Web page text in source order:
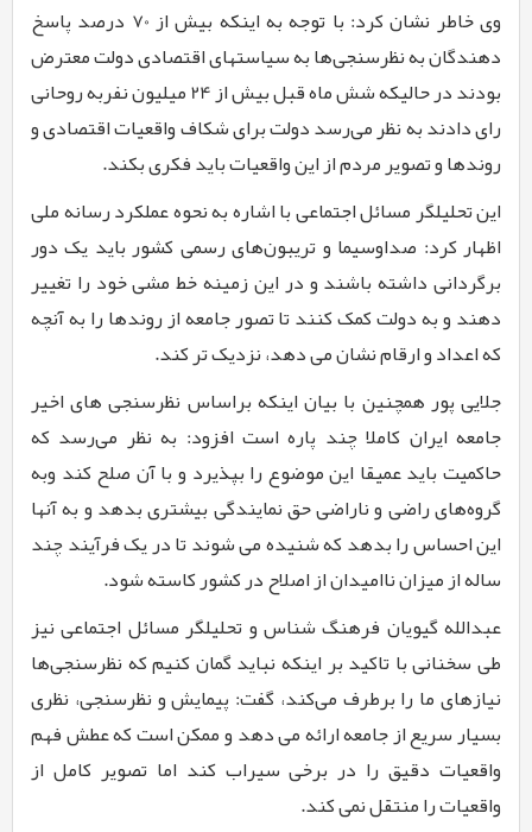
وی خاطر نشان کرد: با توجه به اینکه بیش از70 درصد پاسخ
دهندگان به نظرسنجی‌ها به سیاستهای اقتصادی دولت معترض
بودند در حالیکه شش ماه قبل بیش از24میلیون نفربه روحانی
رای دادند به نظر می‌رسد دولت برای شکاف واقعیات اقتصادی و
روندها و تصویر مردم از این واقعیات باید فکری بکند.
این تحلیلگر مسائل اجتماعی با اشاره به نحوه عملکرد رسانه ملی
اظهار کرد: صداوسیما و تریبون‌های رسمی کشور باید یک دور
برگردانی داشته باشند و در این زمینه خط مشی خود را تغییر
دهند و به دولت کمک کنند تا تصور جامعه از روندها را به آنچه
که اعداد و ارقام نشان می دهد، نزدیک ‌تر کند.
جلایی پور همچنین با بیان اینکه براساس نظرسنجی‌ های اخیر
جامعه ایران کاملا چند پاره است افزود: به نظر می‌رسد که
حاکمیت باید عمیقا این موضوع را بپذیرد و با آن صلح کند وبه
گروه‌های راضی و ناراضی حق نمایندگی بیشتری بدهد و به آنها
این احساس را بدهد که شنیده می شوند تا در یک فرآیند چند
ساله از میزان ناامیدان از اصلاح در کشور کاسته شود.
عبدالله گیویان فرهنگ شناس و تحلیلگر مسائل اجتماعی نیز
طی سخنانی با تاکید بر اینکه نباید گمان کنیم که نظرسنجی‌ها
نیازهای ما را برطرف می‌کند، گفت: پیمایش و نظرسنجی‌، نظری
بسیار سریع از جامعه ارائه می دهد و ممکن است که عطش فهم
واقعیات دقیق را در برخی سیراب کند اما تصویر کامل از
واقعیات را منتقل نمی کند.